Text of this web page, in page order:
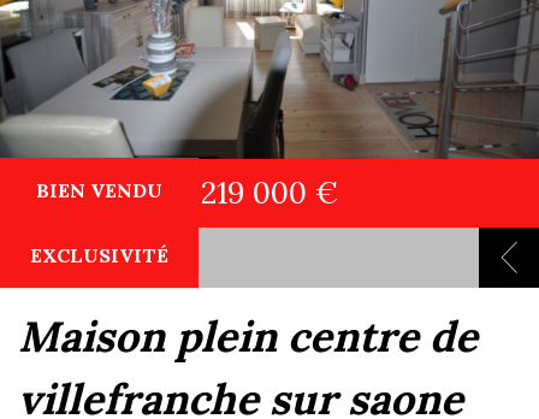
BIEN VENDU
EXCLUSIVITÉ
219 000 €
maison plein centre de
villefranche sur saone